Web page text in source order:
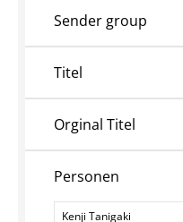
Sender group
Titel
Orginal Titel
Personen
Personen